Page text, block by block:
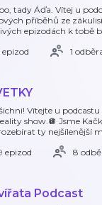
tady Áďa. Vítej u
příběhů ze
epizodách k tobě
epizod
1
Vítejte u podcastu
show.🪩 Jsme
ty nejšílenější
epizod
8
Podcast